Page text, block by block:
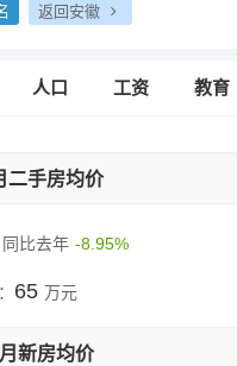
返回安徽
人口 工资 教育
手房均价
同比去年 -8.95%
65 万元
新房均价